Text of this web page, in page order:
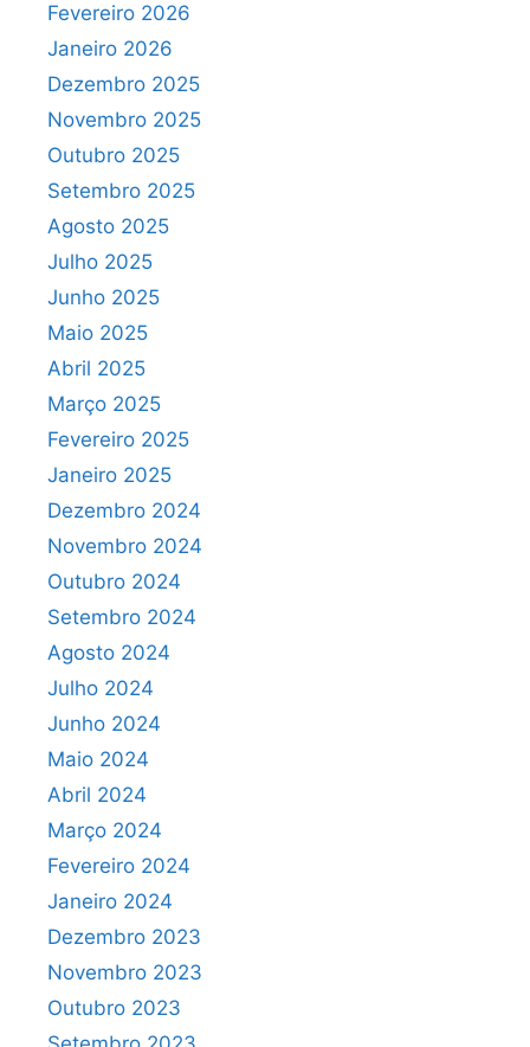
Fevereiro 2026
Janeiro 2026
Dezembro 2025
Novembro 2025
Outubro 2025
Setembro 2025
Agosto 2025
Julho 2025
Junho 2025
Maio 2025
Abril 2025
Março 2025
Fevereiro 2025
Janeiro 2025
Dezembro 2024
Novembro 2024
Outubro 2024
Setembro 2024
Agosto 2024
Julho 2024
Junho 2024
Maio 2024
Abril 2024
Março 2024
Fevereiro 2024
Janeiro 2024
Dezembro 2023
Novembro 2023
Outubro 2023